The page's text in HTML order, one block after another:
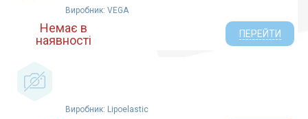
Виробник: VEGA
Немає в
наявності
ПЕРЕЙТИ
Виробник: Lipoelastic